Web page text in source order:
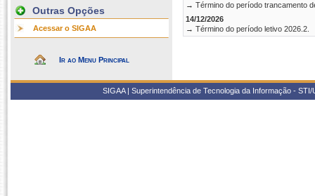
Outras Opções
Acessar o SIGAA
Ir ao Menu Principal
→ Término do período trancamento
14/12/2026
→ Término do período letivo 2026.2.
SIGAA | Superintendência de Tecnologia da Informação -